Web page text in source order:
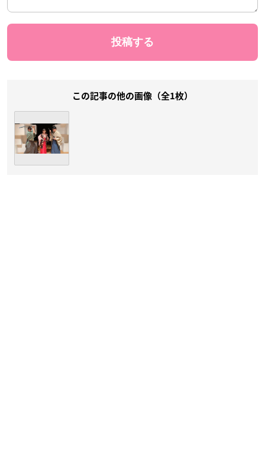
この記事の他の画像（全1枚）